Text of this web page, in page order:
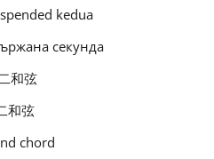
kedua
секунда
和弦
和弦
chord